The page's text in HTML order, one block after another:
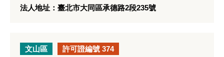
法人地址：臺北市大同區承德路2段235號
文山區 許可證編號 374